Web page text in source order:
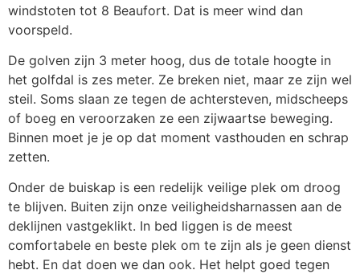
windstoten tot 8 Beaufort. Dat is meer wind dan
voorspeld.
De golven zijn 3 meter hoog, dus de totale hoogte in
het golfdal is zes meter. Ze breken niet, maar ze zijn wel
steil. Soms slaan ze tegen de achtersteven, midscheeps
of boeg en veroorzaken ze een zijwaartse beweging.
Binnen moet je je op dat moment vasthouden en schrap
zetten.
Onder de buiskap is een redelijk veilige plek om droog
te blijven. Buiten zijn onze veiligheidsharnassen aan de
deklijnen vastgeklikt. In bed liggen is de meest
comfortabele en beste plek om te zijn als je geen dienst
hebt. En dat doen we dan ook. Het helpt goed tegen